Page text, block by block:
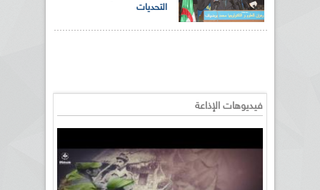
التحديات
فيديوهات الإذاعة